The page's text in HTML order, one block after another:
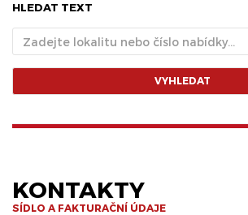
HLEDAT TEXT
VYHLEDAT
KONTAKTY
SÍDLO A FAKTURAČNÍ ÚDAJE